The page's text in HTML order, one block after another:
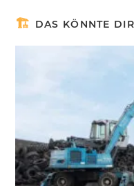
DAS KÖNNTE